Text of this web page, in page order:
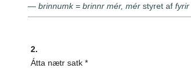
— brinnumk = brinnr mér, mér styret af fyrir
2.
Átta nætr satk *